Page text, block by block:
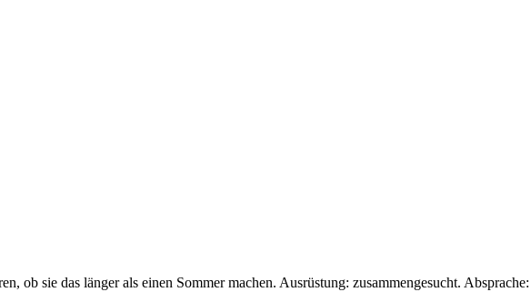
ob sie das länger als einen Sommer machen. Ausrüstung: zusammengesucht.